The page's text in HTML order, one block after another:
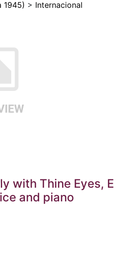
1945) > Internacional
with Thine Eyes, E
and piano